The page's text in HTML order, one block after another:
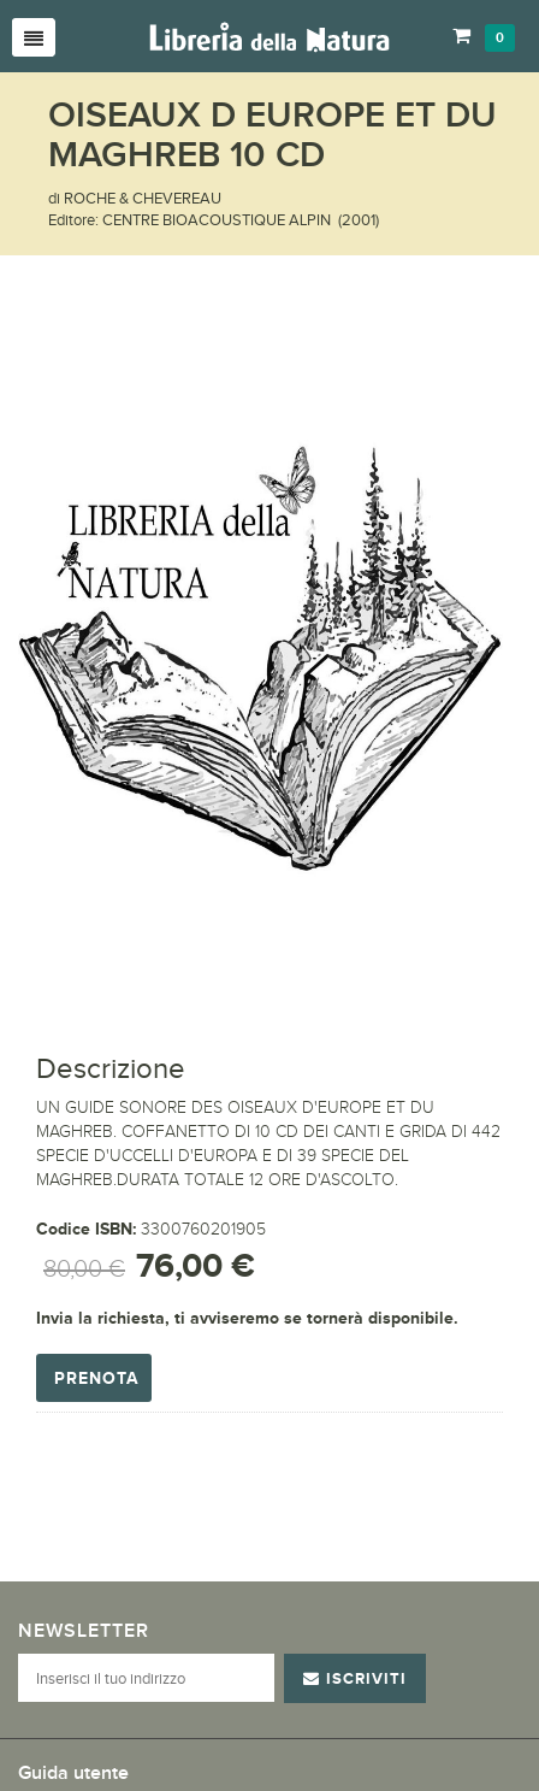
0
OISEAUX D EUROPE ET DU
MAGHREB 10 CD
di ROCHE & CHEVEREAU
Editore: CENTRE BIOACOUSTIQUE ALPIN (2001)
Descrizione
UN GUIDE SONORE DES OISEAUX D'EUROPE ET DU
MAGHREB. COFFANETTO DI 10 CD DEI CANTI E GRIDA DI 442
SPECIE D'UCCELLI D'EUROPA E DI 39 SPECIE DEL
MAGHREB.DURATA TOTALE 12 ORE D'ASCOLTO.
Codice ISBN: 3300760201905
80,00 € 76,00 €
Invia la richiesta, ti avviseremo se tornerà disponibile.
PRENOTA
NEWSLETTER
ISCRIVITI
Guida utente